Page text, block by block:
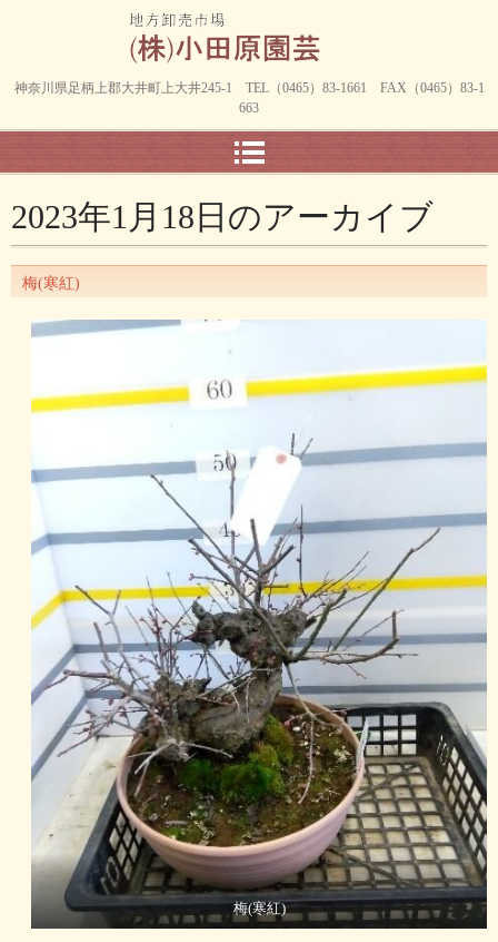
神奈川県足柄上郡大井町上大井245-1 TEL（0465）83-1661 FAX（0465）83-1
663
2023年1月18日 のアーカイブ
梅(寒紅)
梅(寒紅)